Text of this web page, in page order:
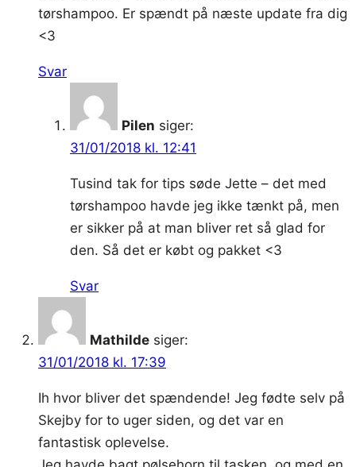
tørshampoo. Er spændt på næste update fra dig
<3
Svar
Pilen siger:
31/01/2018 kl. 12:41
Tusind tak for tips søde Jette – det med
tørshampoo havde jeg ikke tænkt på, men
er sikker på at man bliver ret så glad for
den. Så det er købt og pakket <3
Svar
Mathilde siger:
31/01/2018 kl. 17:39
Ih hvor bliver det spændende! Jeg fødte selv på
Skejby for to uger siden, og det var en
fantastisk oplevelse.